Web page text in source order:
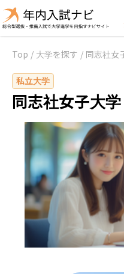
Top / 大学を探す / 同志社女
私立大学
同志社女子大学